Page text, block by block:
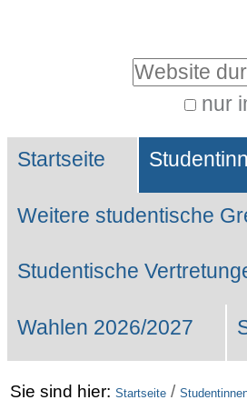
Website durchsuchen
nur
Suche…
Sektionen
Startseite
Weitere studentische
Studentische
Wahlen 2026/2027
Sie sind hier: Startseite /